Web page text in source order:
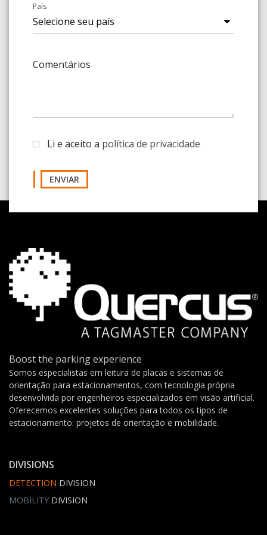
País
Comentários
Li e aceito a política de privacidade
ENVIAR
Boost the parking experience
Somos especialistas em leitura de placas e sistemas de
orientação para estacionamentos, com tecnologia própria
desenvolvida por engenheiros especializados em visão artificial.
Oferecemos excelentes soluções para todos os tipos de
estacionamento: projetos de orientação e mobilidade.
DIVISIONS
DETECTION DIVISION
MOBILITY DIVISION